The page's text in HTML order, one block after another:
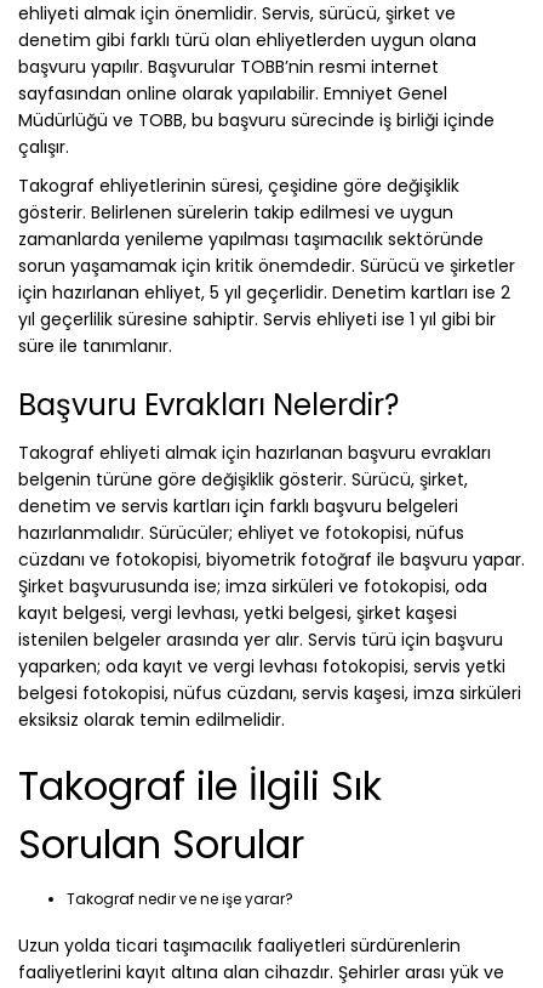
ehliyeti almak için önemlidir. Servis, sürücü, şirket ve
denetim gibi farklı türü olan ehliyetlerden uygun olana
başvuru yapılır. Başvurular TOBB’nin resmi internet
sayfasından online olarak yapılabilir. Emniyet Genel
Müdürlüğü ve TOBB, bu başvuru sürecinde iş birliği içinde
çalışır.
Takograf ehliyetlerinin süresi, çeşidine göre değişiklik
gösterir. Belirlenen sürelerin takip edilmesi ve uygun
zamanlarda yenileme yapılması taşımacılık sektöründe
sorun yaşamamak için kritik önemdedir. Sürücü ve şirketler
için hazırlanan ehliyet, 5 yıl geçerlidir. Denetim kartları ise 2
yıl geçerlilik süresine sahiptir. Servis ehliyeti ise 1 yıl gibi bir
süre ile tanımlanır.
Başvuru Evrakları Nelerdir?
Takograf ehliyeti almak için hazırlanan başvuru evrakları
belgenin türüne göre değişiklik gösterir. Sürücü, şirket,
denetim ve servis kartları için farklı başvuru belgeleri
hazırlanmalıdır. Sürücüler; ehliyet ve fotokopisi, nüfus
cüzdanı ve fotokopisi, biyometrik fotoğraf ile başvuru yapar.
Şirket başvurusunda ise; imza sirküleri ve fotokopisi, oda
kayıt belgesi, vergi levhası, yetki belgesi, şirket kaşesi
istenilen belgeler arasında yer alır. Servis türü için başvuru
yaparken; oda kayıt ve vergi levhası fotokopisi, servis yetki
belgesi fotokopisi, nüfus cüzdanı, servis kaşesi, imza sirküleri
eksiksiz olarak temin edilmelidir.
Takograf ile İlgili Sık
Sorulan Sorular
Takograf nedir ve ne işe yarar?
Uzun yolda ticari taşımacılık faaliyetleri sürdürenlerin
faaliyetlerini kayıt altına alan cihazdır. Şehirler arası yük ve